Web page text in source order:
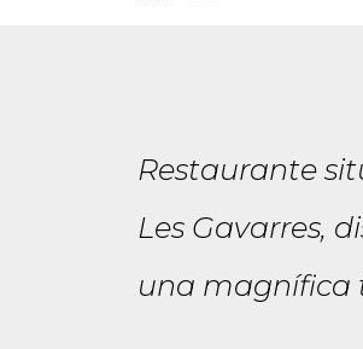
Restaurante
Les Gavarres,
una magnífica